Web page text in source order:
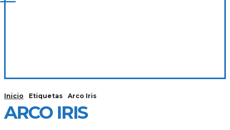
Inicio Etiquetas Arco Iris
ARCO IRIS